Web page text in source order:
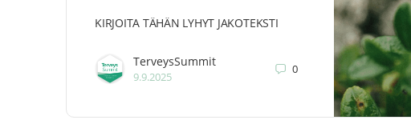
KIRJOITA TÄHÄN LYHYT JAKOTEKSTI
TerveysSummit
9.9.2025
0